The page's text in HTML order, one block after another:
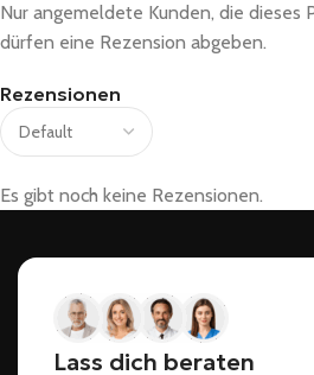
Rezensionen
Es gibt noch keine Rezensionen.
Nur angemeldete Kunden, die dieses
dürfen eine Rezension abgeben.
Lass dich beraten